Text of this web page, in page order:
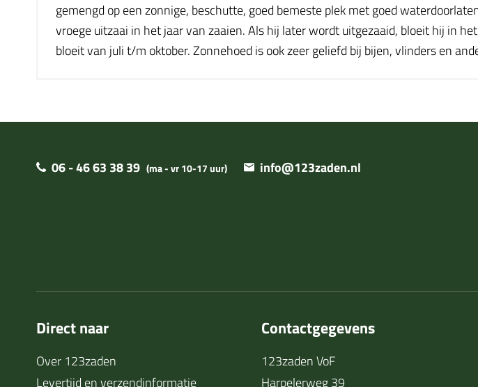
gemengd op een zonnige, beschutte, goed bemeste plek met goed
vroege uitzaai in het jaar van zaaien. Als hij later wordt uitgezaaid, bloeit hij in
bloeit van juli t/m oktober. Zonnehoed is ook zeer geliefd bij bijen, vlinders en
06 - 46 63 38 39 (ma - vr 10-17 uur) info@123zaden.nl
Direct naar
Over 123zaden
Levertijd en verzendinformatie
Contactgegevens
123zaden VoF
Harpelerweg 39